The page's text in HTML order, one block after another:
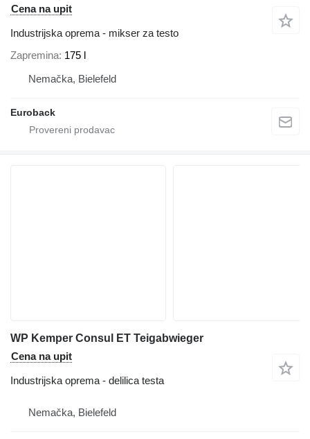
Cena na upit
Industrijska oprema - mikser za testo
Zapremina 175 l
Nemačka, Bielefeld
Euroback
WP Kemper Consul ET Teigabwieger
Cena na upit
Industrijska oprema - delilica testa
Nemačka, Bielefeld